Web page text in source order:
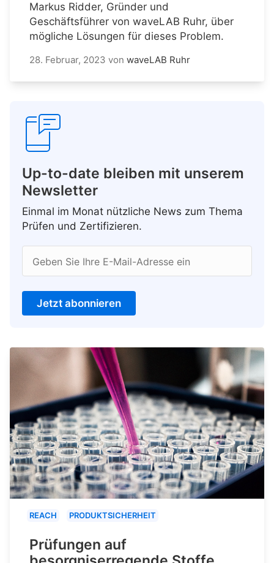
Markus Ridder, Gründer und
Geschäftsführer von waveLAB Ruhr, über
mögliche Lösungen für dieses Problem.
28. Februar, 2023 von waveLAB Ruhr
Up-to-date bleiben mit unserem
Newsletter
Einmal im Monat nützliche News zum Thema
Prüfen und Zertifizieren.
Geben Sie Ihre E-Mail-Adresse ein
Jetzt abonnieren
REACH PRODUKTSICHERHEIT
Prüfungen auf